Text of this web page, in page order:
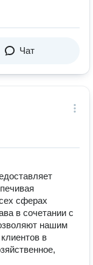
Чат
сферах
в сочетании с
нашим
в